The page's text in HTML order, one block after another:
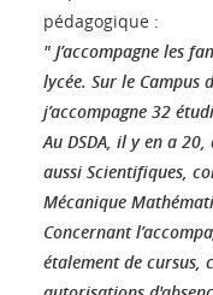
pédagogique :
" J’accompagne les
lycée. Sur le Campus
j’accompagne 32
Au DSDA, il y en a
aussi Scientifiques,
Mécanique
Concernant
étalement de cursus,